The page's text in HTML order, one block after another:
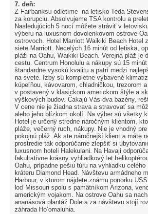
7. deň:
Z Fairbanksu odletíme na letisko Teda
za korupciu. Absolvujeme TSA kontrolu a
Nasledujúcich 5 nocí môžete stráviť v
výberu na luxusnom dovolenkovom ostrove
ostrovoch. Hotel Marriott Waikiki Beach Hotel
siete Marriott. Necelých 16 minút od letiska,
pláži na Oahu, Waikiki Beach. Verejná pláž je
cestu. Centrum Honolulu a nákupy sú 15
štandardne vysokú kvalitu a patrí medzi
na svete. Izby sú kompletne vybavené
kúpeľňou, kávovarom, chladničkou, trezorom
v postavený v klasickom americkom štýle a
výškových budov. Čakajú Vás dva bazény,
V cene nie je žiadna strava a stravovať sa
alebo jeho blízkom okolí. Na výber sú všetky
Hotel je určený stredne náročným klientom,
pláže, večerný ruch, nákupy. Nie je vhodný
pokojnú pláž. Ak ste náročnejší klient a máte
prostredie tak odporúčame zlepšiť si
luxusnom hoteli Halekulani. Na Havaji
fakultatívne krásny vyhliadkový let
Oahu, prípadne pešiu túru na vyhliadku celého
kráteru Diamond Head. Návštevu armádneho
Harbour, v ktorom nájdete známu ponorku
loď Missouri spolu s pamätníkom Arizona,
americkým vojakom. Na ostrove Oahu sa
ananásová plantáž Dole a za návštevu stojí
záhrada Ho’omaluhia.